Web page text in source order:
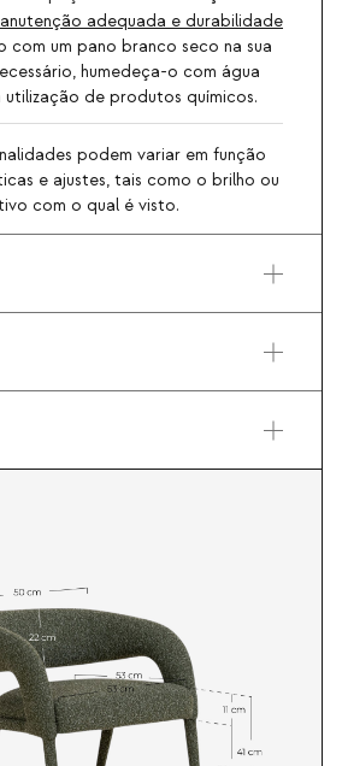
adequada e durabilidade
com um pano branco seco na sua
humedeça-o com água
utilização de produtos químicos.
podem variar em função
e ajustes, tais como o brilho ou
com o qual é visto.